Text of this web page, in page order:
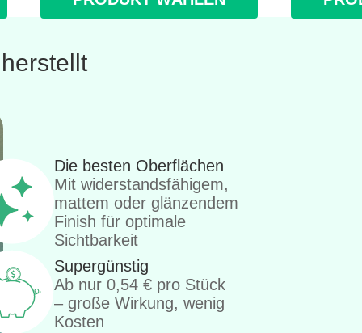
Die besten Oberflächen
Mit widerstandsfähigem,
mattem oder glänzendem
Finish für optimale
Sichtbarkeit
Supergünstig
Ab nur0,54 € pro Stück
– große Wirkung, wenig
Kosten